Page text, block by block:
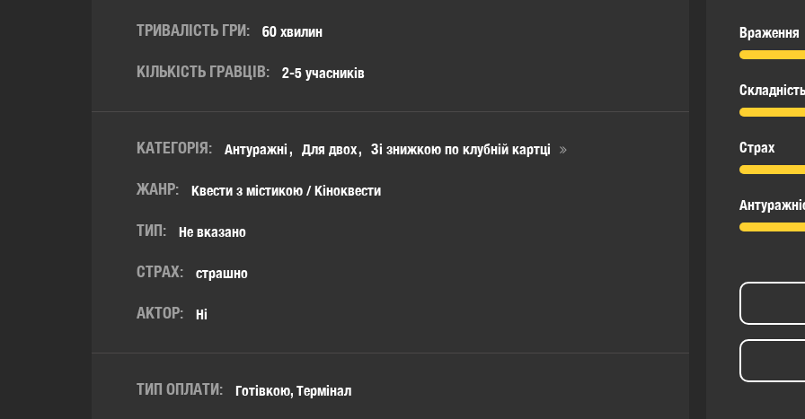
ТРИВАЛІСТЬ ГРИ: 60 хвилин
КІЛЬКІСТЬ ГРАВЦІВ: 2-5 учасників
КАТЕГОРІЯ: Антуражні Для двох Зі знижкою по клубній картці
ЖАНР: Квести з містикою / Кіноквести
ТИП: Не вказано
СТРАХ: страшно
АКТОР: Ні
ТИП ОПЛАТИ: Готівкою, Термінал
Враження
Складність
Страх